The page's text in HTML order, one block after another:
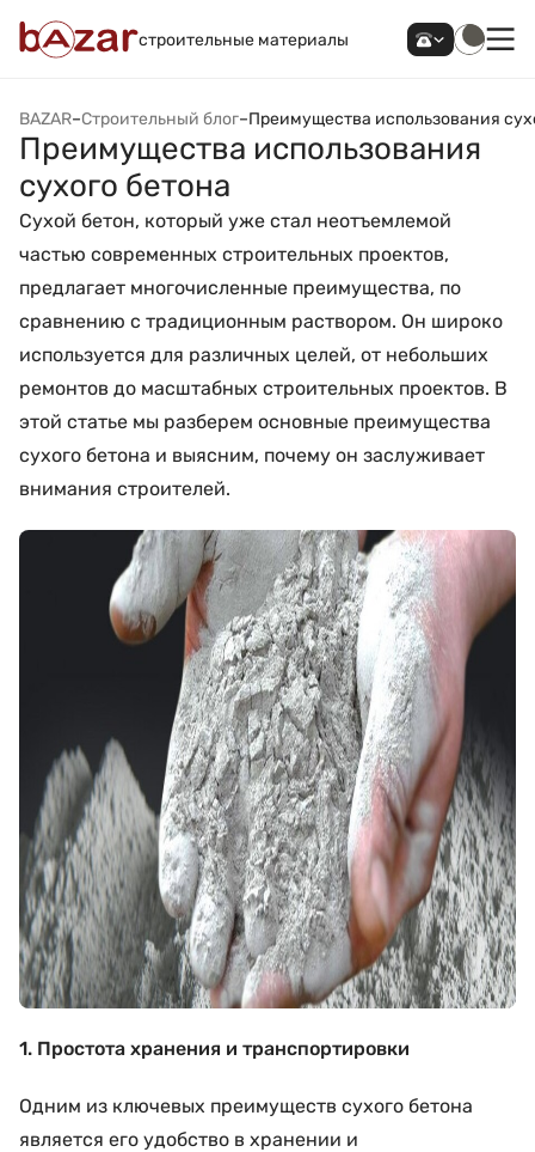
строительные материалы
BAZAR–Строительный блог–Преимущества использования
Преимущества использования
сухого бетона
Сухой бетон, который уже стал неотъемлемой
частью современных строительных проектов,
предлагает многочисленные преимущества, по
сравнению с традиционным раствором. Он широко
используется для различных целей, от небольших
ремонтов до масштабных строительных проектов. В
этой статье мы разберем основные преимущества
сухого бетона и выясним, почему он заслуживает
внимания строителей.
1. Простота хранения и транспортировки
Одним из ключевых преимуществ сухого бетона
является его удобство в хранении и